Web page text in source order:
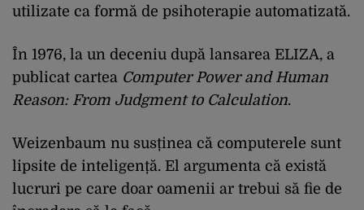
utilizate ca formă de psihoterapie automatizată.
În 1976, la un deceniu după lansarea ELIZA, a
publicat cartea Computer Power and Human
Reason: From Judgment to Calculation.
Weizenbaum nu susținea că computerele sunt
lipsite de inteligență. El argumenta că există
lucruri pe care doar oamenii ar trebui să fie de